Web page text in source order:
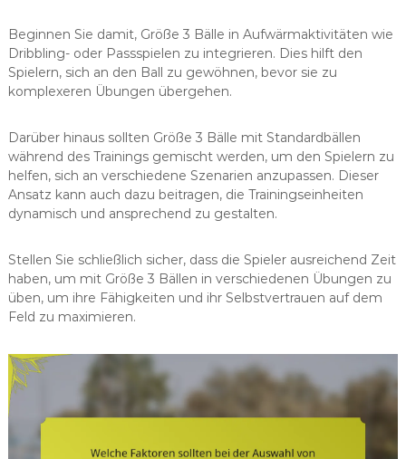
Beginnen Sie damit, Größe 3 Bälle in Aufwärmaktivitäten wie
Dribbling- oder Passspielen zu integrieren. Dies hilft den
Spielern, sich an den Ball zu gewöhnen, bevor sie zu
komplexeren Übungen übergehen.
Darüber hinaus sollten Größe 3 Bälle mit Standardbällen
während des Trainings gemischt werden, um den Spielern zu
helfen, sich an verschiedene Szenarien anzupassen. Dieser
Ansatz kann auch dazu beitragen, die Trainingseinheiten
dynamisch und ansprechend zu gestalten.
Stellen Sie schließlich sicher, dass die Spieler ausreichend Zeit
haben, um mit Größe 3 Bällen in verschiedenen Übungen zu
üben, um ihre Fähigkeiten und ihr Selbstvertrauen auf dem
Feld zu maximieren.